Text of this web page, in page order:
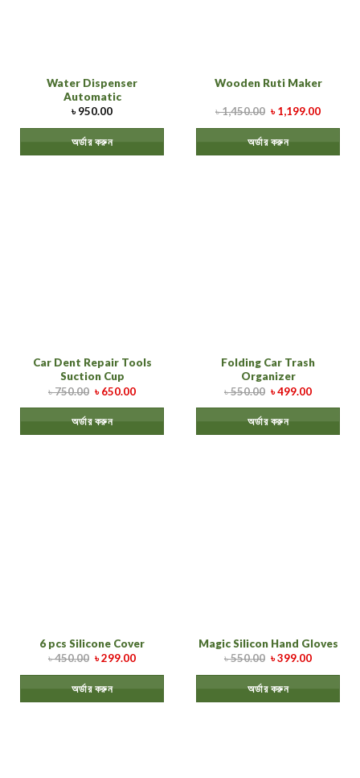
Water Dispenser
Automatic
৳950.00
অর্ডার করুন
Wooden Ruti Maker
৳1,450.00 ৳1,199.00
অর্ডার করুন
Car Dent Repair Tools
Suction Cup
৳750.00 ৳650.00
অর্ডার করুন
Folding Car Trash
Organizer
৳550.00 ৳499.00
অর্ডার করুন
6 pcs Silicone Cover
৳450.00 ৳299.00
অর্ডার করুন
Magic Silicon Hand Gloves
৳550.00 ৳399.00
অর্ডার করুন